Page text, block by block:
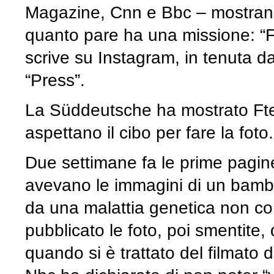
Magazine, Cnn e Bbc –
quanto pare ha una missione:
scrive su Instagram, in tenuta
“Press”.
La Süddeutsche ha mostrato
aspettano il cibo per fare la foto.
Due settimane fa le prime
avevano le immagini di un
da una malattia genetica non
pubblicato le foto, poi smentite,
quando si è trattato del filmato